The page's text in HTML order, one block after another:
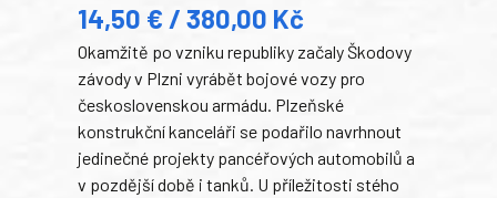
14,50 € / 380,00 Kč
Okamžitě po vzniku republiky začaly Škodovy
závody v Plzni vyrábět bojové vozy pro
československou armádu. Plzeňské
konstrukční kanceláři se podařilo navrhnout
jedinečné projekty pancéřových automobilů a
v pozdější době i tanků. U příležitosti stého